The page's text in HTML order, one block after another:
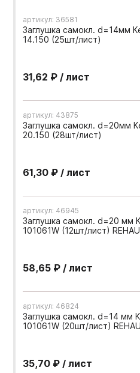
артикул: 36581
Заглушка самокл. d=14мм
14.150 (25шт/лист)
31,62 ₽ / лист
артикул: 43875
Заглушка самокл. d=20мм
20.150 (28шт/лист)
61,30 ₽ / лист
артикул: 46945
Заглушка самокл. d=20 мм
101061W (12шт/лист) REHAU
58,65 ₽ / лист
артикул: 46824
Заглушка самокл. d=14 мм
101061W (20шт/лист) REHAU
35,70 ₽ / лист